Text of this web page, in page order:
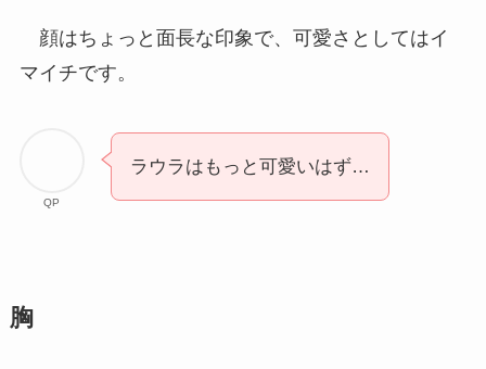
顔はちょっと面長な印象で、可愛さとしてはイ
マイチです。
QP
ラウラはもっと可愛いはず…
胸